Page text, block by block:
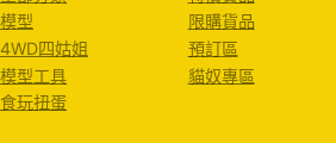
模型
4WD四姑姐
模型工具
食玩扭蛋
限購貨品
預訂區
貓奴專區